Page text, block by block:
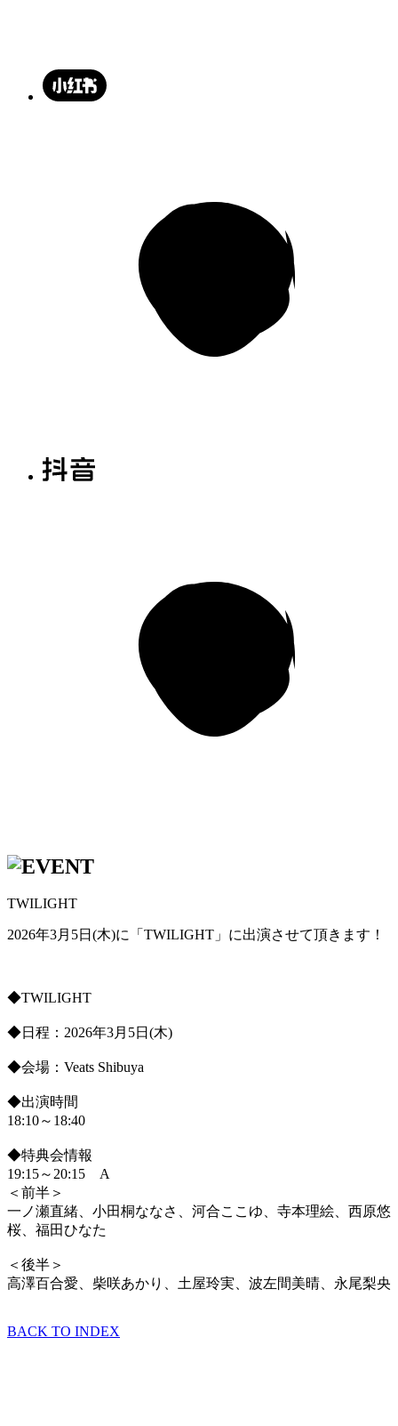
TWILIGHT
2026年3月5日(木)に「TWILIGHT」に出演させて頂きます！
◆TWILIGHT
◆日程：2026年3月5日(木)
◆会場：Veats Shibuya
◆出演時間
18:10～18:40
◆特典会情報
19:15～20:15 A
＜前半＞
一ノ瀬直緒、小田桐ななさ、河合ここゆ、寺本理絵、西原悠
桜、福田ひなた
＜後半＞
高澤百合愛、柴咲あかり、土屋玲実、波左間美晴、永尾梨央
BACK TO INDEX